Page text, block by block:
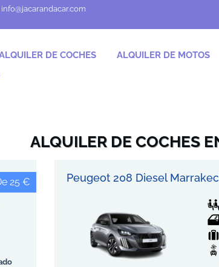
info@jacarandacar.com
DE COCHES ALQUILER DE MOTOS
ALQUILER DE COCHES
25 € Peugeot 208 Diesel